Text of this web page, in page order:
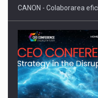
CANON - Colaborarea